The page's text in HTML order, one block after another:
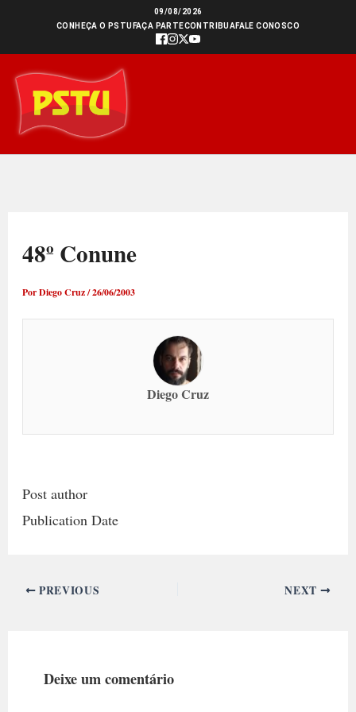
conteúdo
09/08/2026
CONHEÇA O PSTU FAÇA PARTECONTRIBUAFALE CONOSCO
48º Conune
PorDiego Cruz/26/06/2003
Diego Cruz
Post author
Publication Date
PREVIOUS NEXT
Deixe um comentário